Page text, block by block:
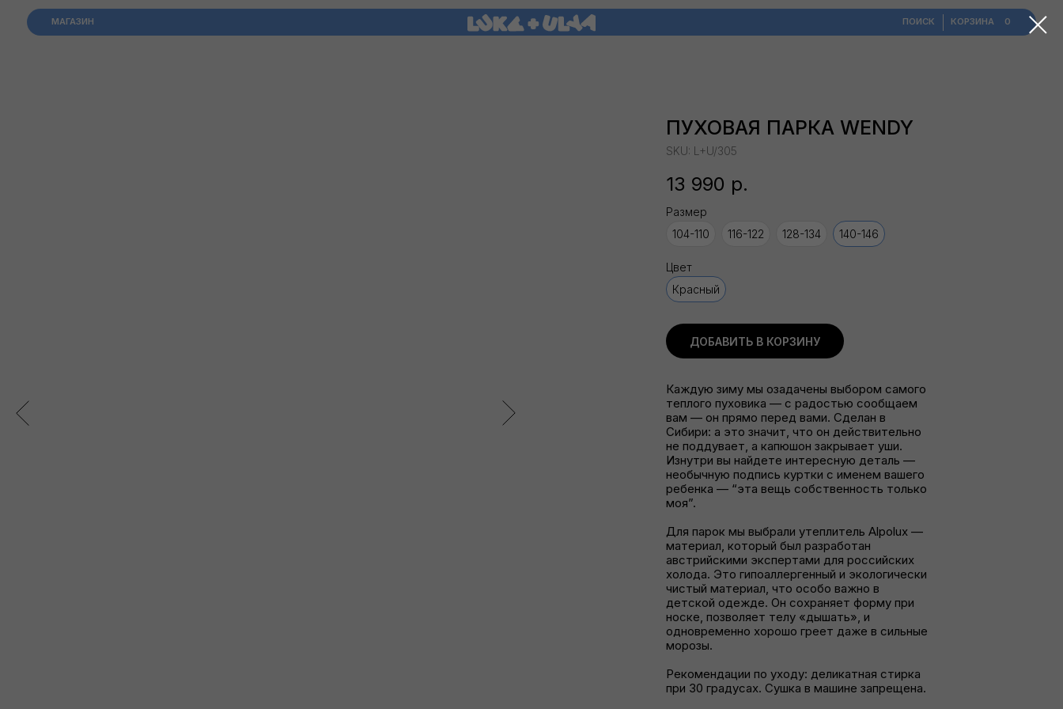
МАГАЗИН
ПУХОВАЯ ПАРКА WENDY
SKU: L+U/305
13 990 р.
Размер
104-110
116-122 128-134 140-146
Цвет
Красный
ДОБАВИТЬ В КОРЗИНУ
Каждую зиму мы озадачены выбором самого
теплого пуховика — с радостью сообщаем
вам — он прямо перед вами. Сделан в
Сибири: а это значит, что он действительно
не поддувает, а капюшон закрывает уши.
Изнутри вы найдете интересную деталь —
необычную подпись куртки с именем вашего
ребенка — “эта вещь собственность только
моя”.
Для парок мы выбрали утеплитель Alpolux —
материал, который был разработан
австрийскими экспертами для российских
холода. Это гипоаллергенный и экологически
чистый материал, что особо важно в
детской одежде. Он сохраняет форму при
носке, позволяет телу «дышать», и
одновременно хорошо греет даже в сильные
морозы.
Рекомендации по уходу: деликатная стирка
при 30 градусах. Сушка в машине запрещена.